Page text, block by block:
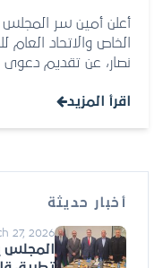
تقليص ساعات
أعلن أمين سر
الخاص والاتحاد العام
نصار، عن تقديم دعوى
اقرأ المزيد
أخبار حديثة
27, 2026
المجلس